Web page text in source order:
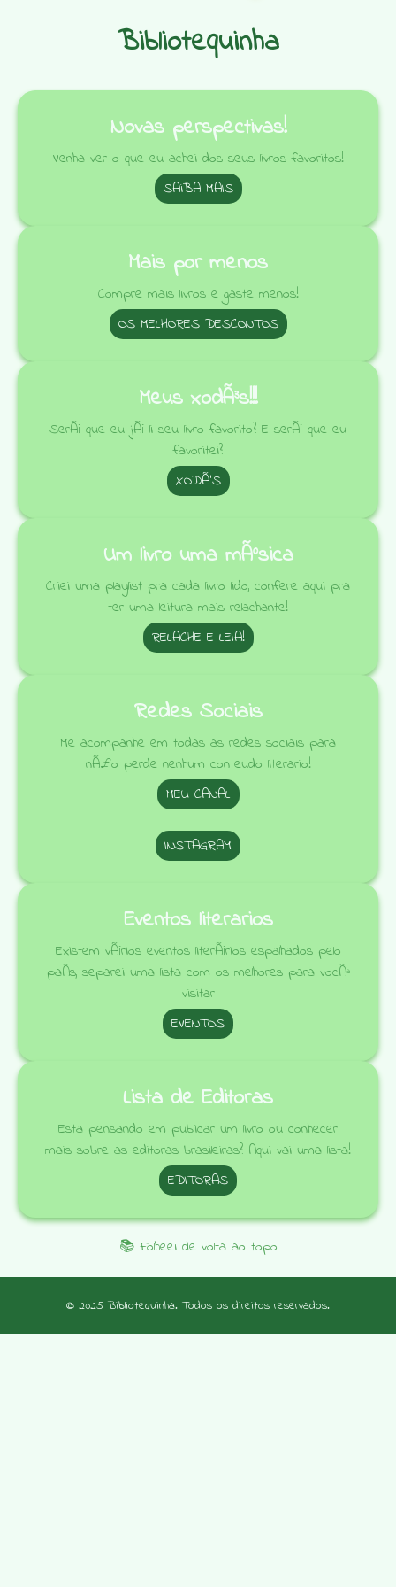
Bibliotequinha
Novas perspectivas!
Venha ver o que eu achei dos seus livros favoritos!
SAiBA MAIS
Mais por menos
Compre mais livros e gaste menos!
OS MELHORES DESCONTOS
Meus xodÃ³s!!!
SerÃ¡ que eu jÃ¡ li seu livro favorito? E serÃ¡ que eu
favoritei?
XODÃ’S
Um livro uma mÃºsica
Criei uma playlist pra cada livro lido, confere aqui pra
ter uma leitura mais relachante!
RELACHE E LEIA!
Redes Sociais
Me acompanhe em todas as redes sociais para
nÃ£o perde nenhum conteudo literario!
MEU CANAL
INSTAGRAM
Eventos literarios
Existem vÃ¡rios eventos literÃ¡rios espalhados pelo
paÃ­s, separei uma lista com os melhores para vocÃª
visitar
EVENTOS
Lista de Editoras
Esta pensando em publicar um livro ou conhecer
mais sobre as editoras brasileiras? Aqui vai uma lista!
EDITORAS
📚 Folheei de volta ao topo
© 2025 Bibliotequinha. Todos os direitos reservados.